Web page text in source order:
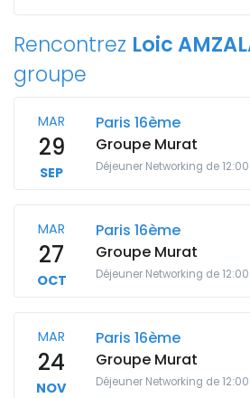
Rencontrez Loic
groupe
MAR
29
SEP
Paris 16ème
Groupe Murat
Déjeuner Networking de 12:00
MAR
27
OCT
Paris 16ème
Groupe Murat
Déjeuner Networking de 12:00
MAR
24
NOV
Paris 16ème
Groupe Murat
Déjeuner Networking de 12:00